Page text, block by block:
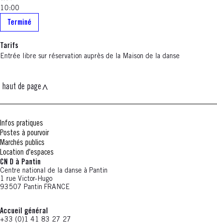
10:00
Terminé
Tarifs
Entrée libre sur réservation auprès de la Maison de la danse
haut de page
Infos pratiques
Postes à pourvoir
Marchés publics
Location d'espaces
CN D à Pantin
Centre national de la danse à Pantin
1 rue Victor-Hugo
93507 Pantin FRANCE
Accueil général
+33 (0)1 41 83 27 27